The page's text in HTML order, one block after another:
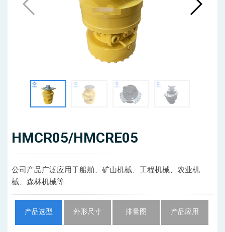
HMCR05/HMCRE05
公司产品广泛应用于船舶、矿山机械、工程机械、农业机
械、森林机械等.
产品选型 外形尺寸 排量图 产品应用